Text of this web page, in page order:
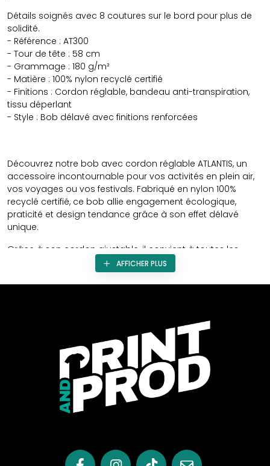
Détails soignés avec 8 coutures sur le bord pour plus de
solidité.
- Référence : AT300
- Tour de tête : 58 cm
- Grammage : 180 g/m²
- Matière : 100% nylon recyclé certifié
- Finitions : Cordon réglable, bandeau anti-transpiration,
tissu déperlant
- Style : Bob délavé avec finitions renforcées
Découvrez notre bob avec cordon réglable ATLANTIS, un
accessoire incontournable pour vos activités en plein air,
vos voyages ou vos festivals. Fabriqué en nylon 100%
recyclé certifié, ce bob allie engagement écologique,
praticité et design tendance grâce à son effet délavé
unique.
Grâce à son cordon ajustable, il convient à toutes les
morphologies (tour de tête 58 cm) et reste bien en place
même par temps venteux. Léger et confortable, il est doté
d’un bandeau anti-transpiration et d’un tissu déperlant,
Le bob ATLANTIS est le choix parfait pour celles et ceux qui
recherchent un couvre-chef à la fois durable, résistant et
AFFICHER PLUS